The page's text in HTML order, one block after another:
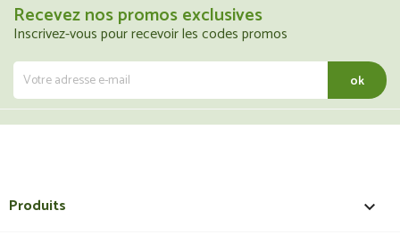
Recevez nos promos exclusives
Inscrivez-vous pour recevoir les codes promos
Produits 